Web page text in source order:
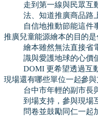
走到第一線與民眾互
法、知道推廣商品路
自信地推動節能這件
推廣兒童能源繪本的目的是
繪本雖然無法直接省
識與愛護地球的心價
DOMI 更希望透過互
現場還有哪些單位一起參與
台中市年輕的副市長
到場支持，參與現場
問卷並鼓勵同仁一起